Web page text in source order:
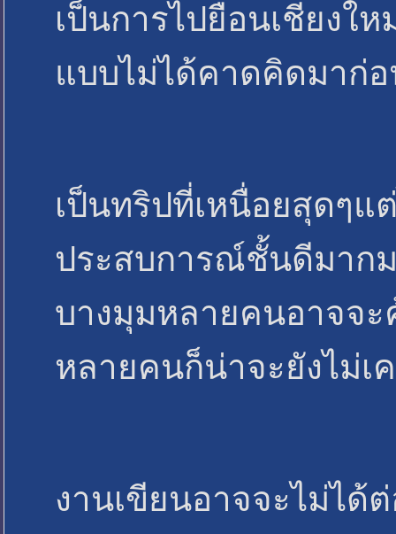
เป็นการไปยือนเชียงใ
แบบไม่ได้คาดคิดมาก่
เป็นทริปที่เหนื่อยสุดๆแ
ประสบการณ์ชั้นดีมา
บางมุมหลายคนอาจจ
หลายคนก็น่าจะยังไม่เ
งานเขียนอาจจะไม่ได้